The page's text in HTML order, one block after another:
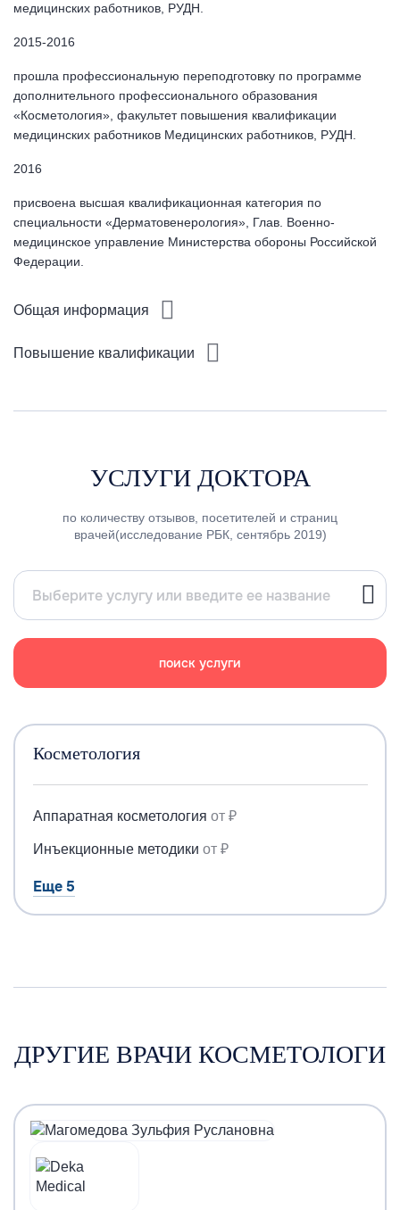
медицинских работников, РУДН.
2015-2016
прошла профессиональную переподготовку по программе
дополнительного профессионального образования
«Косметология», факультет повышения квалификации
медицинских работников Медицинских работников, РУДН.
2016
присвоена высшая квалификационная категория по
специальности «Дерматовенерология», Глав. Военно-
медицинское управление Министерства обороны Российской
Федерации.
Общая информация
Повышение квалификации
УСЛУГИ ДОКТОРА
по количеству отзывов, посетителей и страниц
врачей(исследование РБК, сентябрь 2019)
поиск услуги
Косметология
Аппаратная косметология от ₽
Инъекционные методики от ₽
Еще 5
ДРУГИЕ ВРАЧИ КОСМЕТОЛОГИ